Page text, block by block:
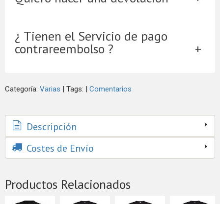
¿ Tienen el Servicio de pago
contrareembolso ?
Categoría: Varias Tags: Comentarios
Descripción
Costes de Envío
Productos Relacionados